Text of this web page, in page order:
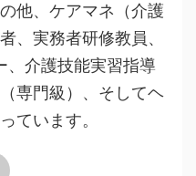
他、ケアマネ（介護
、実務者研修教員、
、介護技能実習指導
専門級）、そしてヘ
ています。